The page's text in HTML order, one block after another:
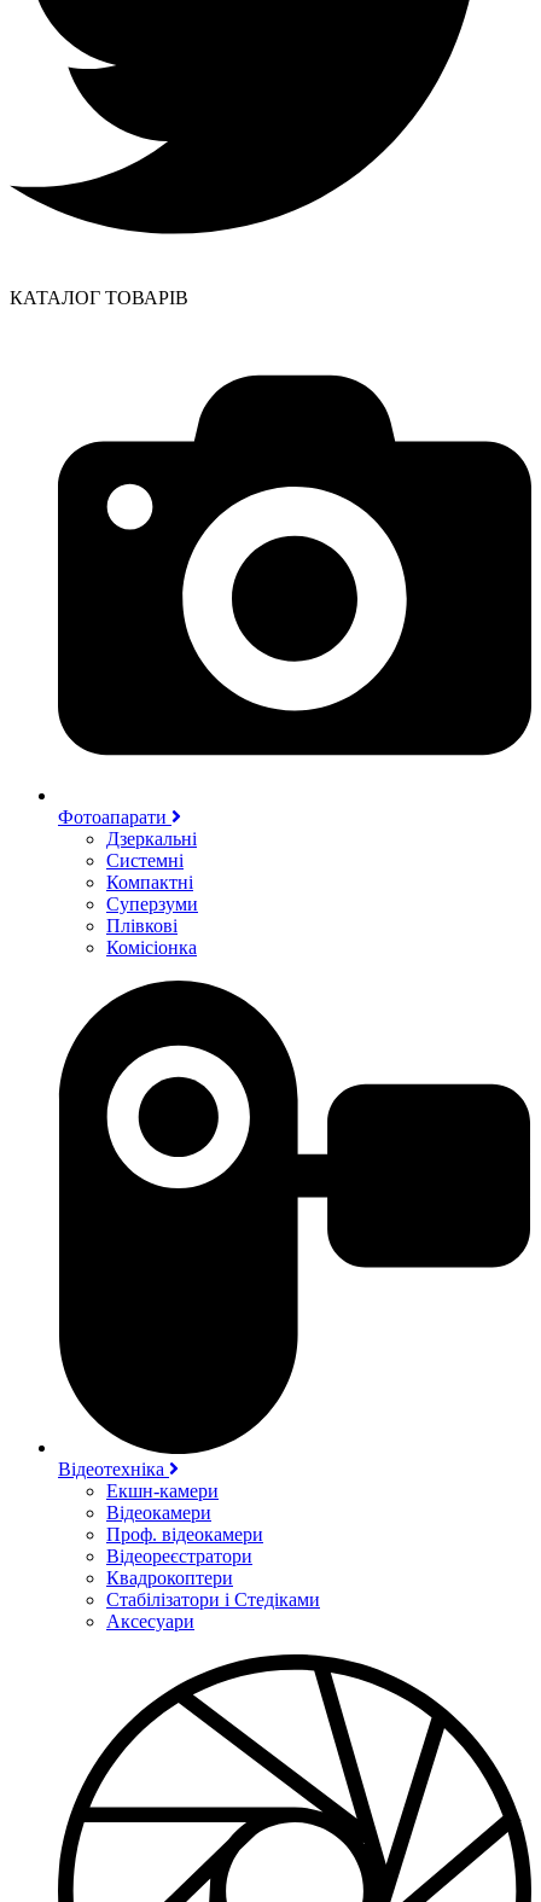
КАТАЛОГ ТОВАРІВ
Фотоапарати
Дзеркальні
Системні
Компактні
Суперзуми
Плівкові
Комісіонка
Відеотехніка
Екшн-камери
Відеокамери
Проф. відеокамери
Відеореєстратори
Квадрокоптери
Стабілізатори і Стедіками
Аксесуари